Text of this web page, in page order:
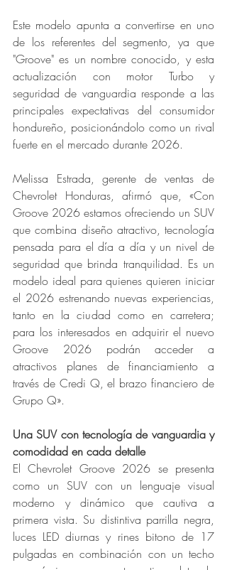
Este modelo apunta a convertirse en uno
de los referentes del segmento, ya que
"Groove" es un nombre conocido, y esta
actualización con motor Turbo y
seguridad de vanguardia responde a las
principales expectativas del consumidor
hondureño, posicionándolo como un rival
fuerte en el mercado durante 2026.
Melissa Estrada, gerente de ventas de
Chevrolet Honduras, afirmó que, «Con
Groove 2026 estamos ofreciendo un SUV
que combina diseño atractivo, tecnología
pensada para el día a día y un nivel de
seguridad que brinda tranquilidad. Es un
modelo ideal para quienes quieren iniciar
el 2026 estrenando nuevas experiencias,
tanto en la ciudad como en carretera;
para los interesados en adquirir el nuevo
Groove 2026 podrán acceder a
atractivos planes de financiamiento a
través de Credi Q, el brazo financiero de
Grupo Q».
Una SUV con tecnología de vanguardia y
comodidad en cada detalle
El Chevrolet Groove 2026 se presenta
como un SUV con un lenguaje visual
moderno y dinámico que cautiva a
primera vista. Su distintiva parrilla negra,
luces LED diurnas y rines bitono de 17
pulgadas en combinación con un techo